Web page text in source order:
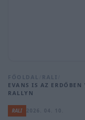
FŐOLDAL RALI
EVANS IS AZ ERDŐBEN
RALLYN
RALI